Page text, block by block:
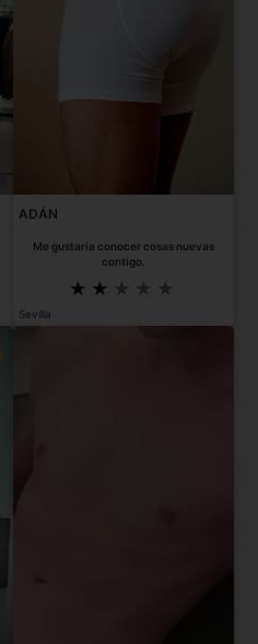
ADÁN
Me gustaría conocer cosas nuevas
contigo.
Sevilla